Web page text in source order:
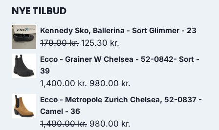
NYE TILBUD
Kennedy Sko, Ballerina - Sort Glimmer - 23
179.00kr. Den
oprindelige
var:
179.00 kr..
125.30 kr.
aktuelle
er:
125.30 kr..
Ecco - Grainer W Chelsea - 52-0842- Sort -
39
1,400.00kr. Den
oprindelige
var:
980.00 kr.
aktuelle
Ecco - Metropole Zurich Chelsea, 52-0837 -
Camel - 36
1,400.00kr. Den
980.00 kr.